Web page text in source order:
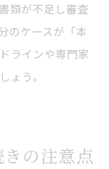
類が不足し審査
のケースが「本
ラインや専門家
ょう。
の注意点